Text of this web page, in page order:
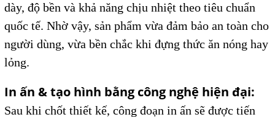
dày, độ bền và khả năng chịu nhiệt theo tiêu chuẩn
quốc tế. Nhờ vậy, sản phẩm vừa đảm bảo an toàn cho
người dùng, vừa bền chắc khi đựng thức ăn nóng hay
lỏng.
In ấn & tạo hình bằng công nghệ hiện đại:
Sau khi chốt thiết kế, công đoạn in ấn sẽ được tiến